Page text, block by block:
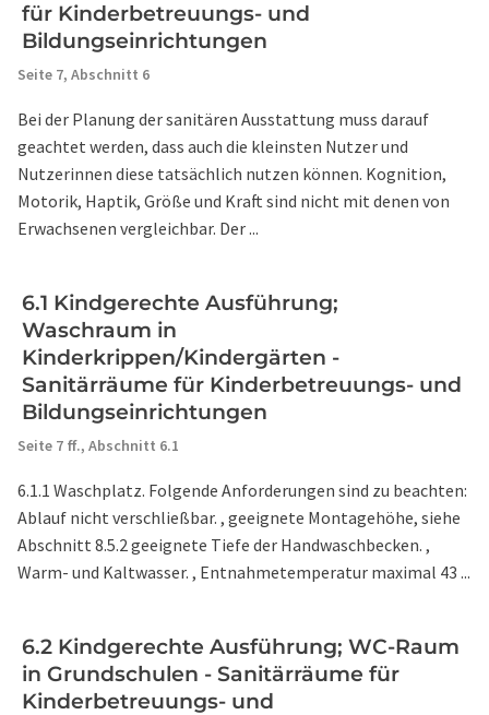
für Kinderbetreuungs- und
Bildungseinrichtungen
Seite 7, Abschnitt 6
Bei der Planung der sanitären Ausstattung muss darauf
geachtet werden, dass auch die kleinsten Nutzer und
Nutzerinnen diese tatsächlich nutzen können. Kognition,
Motorik, Haptik, Größe und Kraft sind nicht mit denen von
Erwachsenen vergleichbar. Der ...
6.1 Kindgerechte Ausführung;
Waschraum in
Kinderkrippen/Kindergärten -
Sanitärräume für Kinderbetreuungs- und
Bildungseinrichtungen
Seite 7 ff., Abschnitt 6.1
6.1.1 Waschplatz. Folgende Anforderungen sind zu beachten:
Ablauf nicht verschließbar. , geeignete Montagehöhe, siehe
Abschnitt 8.5.2 geeignete Tiefe der Handwaschbecken. ,
Warm- und Kaltwasser. , Entnahmetemperatur maximal 43 ...
6.2 Kindgerechte Ausführung; WC-Raum
in Grundschulen - Sanitärräume für
Kinderbetreuungs- und